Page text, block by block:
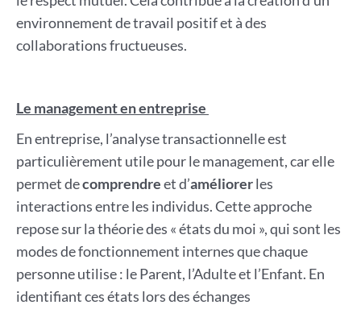
environnement de travail positif et à des
collaborations fructueuses.
Le management en entreprise
En entreprise, l’analyse transactionnelle est
particulièrement utile pour le management, car elle
permet decomprendreet d’améliorerles
interactions entre les individus. Cette approche
repose sur la théorie des « états du moi », qui sont les
modes de fonctionnement internes que chaque
personne utilise : le Parent, l’Adulte et l’Enfant. En
identifiant ces états lors des échanges